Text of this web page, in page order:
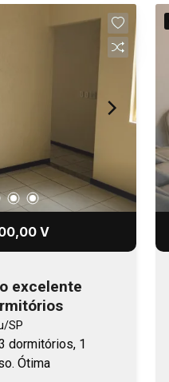
V
excelente
SP
dormitórios, 1